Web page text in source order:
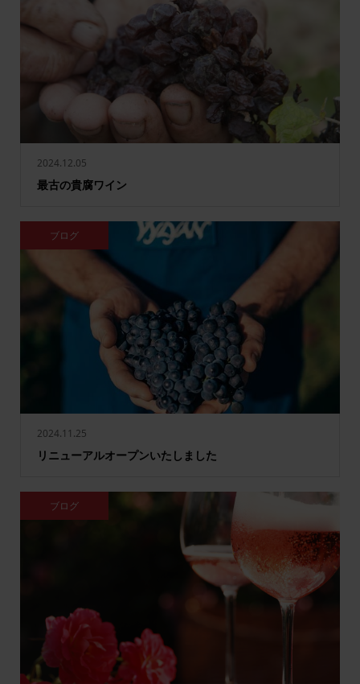
2024.12.05
最古の貴腐ワイン
2024.11.25
リニューアルオープンいたしました
ブログ
ブログ